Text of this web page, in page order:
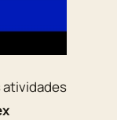
atividades